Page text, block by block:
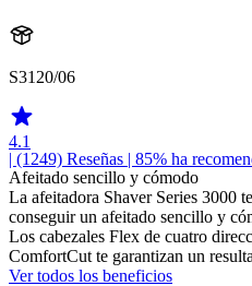
S3120/06
4.1
| (1249) Reseñas | 85% ha
Afeitado sencillo y cómodo
La afeitadora Shaver Series 3000
conseguir un afeitado sencillo y
Los cabezales Flex de cuatro
ComfortCut te garantizan un
Ver todos los beneficios